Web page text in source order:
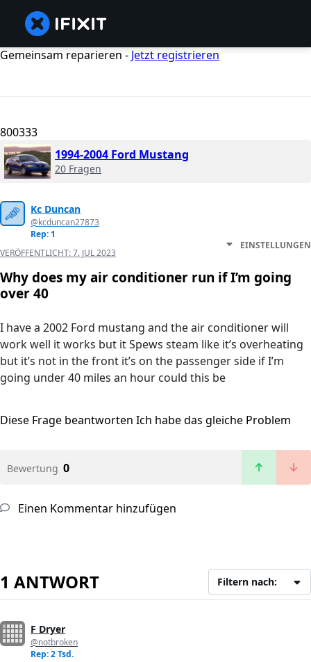
Gemeinsam reparieren - Jetzt registrieren
800333
1994-2004 Ford Mustang
20 Fragen
Kc Duncan
@kcduncan27873
Rep: 1
VERÖFFENTLICHT:7. JUL 2023
EINSTELLUNGEN
Why does my air conditioner run if I’m going
over 40
I have a 2002 Ford mustang and the air conditioner will
work well it works but it Spews steam like it’s overheating
but it’s not in the front it’s on the passenger side if I’m
going under 40 miles an hour could this be
Diese Frage beantworten Ich habe das gleiche Problem
Bewertung 0
Einen Kommentar hinzufügen
1 ANTWORT Filtern nach:
F Dryer
@notbroken
Rep: 2 Tsd.